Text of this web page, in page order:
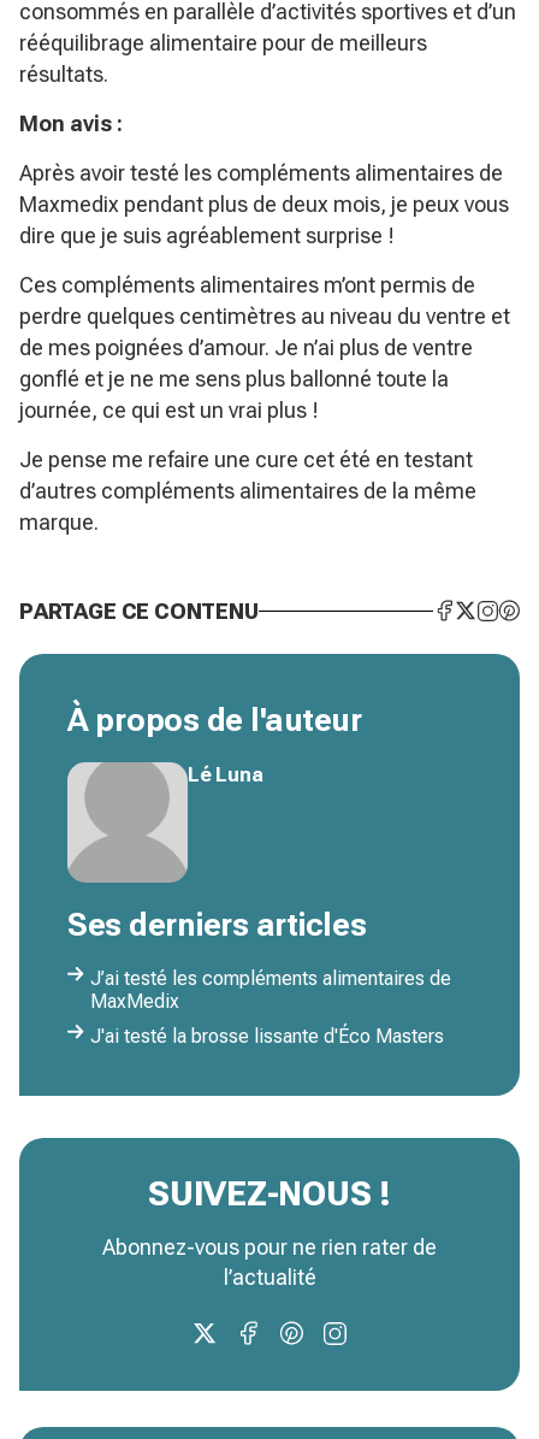
consommés en parallèle d’activités sportives et d’un
rééquilibrage alimentaire pour de meilleurs
résultats.
Mon avis :
Après avoir testé les compléments alimentaires de
Maxmedix pendant plus de deux mois, je peux vous
dire que je suis agréablement surprise !
Ces compléments alimentaires m’ont permis de
perdre quelques centimètres au niveau du ventre et
de mes poignées d’amour. Je n’ai plus de ventre
gonflé et je ne me sens plus ballonné toute la
journée, ce qui est un vrai plus !
Je pense me refaire une cure cet été en testant
d’autres compléments alimentaires de la même
marque.
PARTAGE CE CONTENU
À propos de l'auteur
Lé Luna
Ses derniers articles
J’ai testé les compléments alimentaires de
MaxMedix
J'ai testé la brosse lissante d'Éco Masters
SUIVEZ-NOUS !
Abonnez-vous pour ne rien rater de
l’actualité